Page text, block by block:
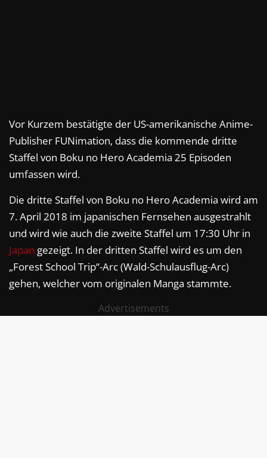
Vor Kurzem bestätigte der US-amerikanische Anime-
Publisher FUNimation, dass die kommende dritte
Staffel von Boku no Hero Academia 25 Episoden
umfassen wird.
Die dritte Staffel von Boku no Hero Academia wird am
7. April 2018 im japanischen Fernsehen ausgestrahlt
und wird wie auch die zweite Staffel um 17:30 Uhr in
Japan gezeigt. In der dritten Staffel wird es um den
„Forest School Trip“-Arc (Wald-Schulausflug-Arc)
gehen, welcher vom originalen Manga stammte.
Advertisements